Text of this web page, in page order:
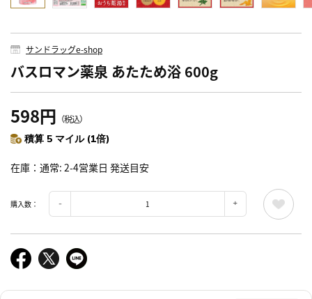
サンドラッグe-shop
バスロマン薬泉 あたため浴 600g
598円 （税込）
積算 5 マイル (1倍)
在庫 通常: 2-4営業日 発送目安
購入数：